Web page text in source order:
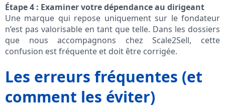
Étape 4 : Examiner votre dépendance au dirigeant
Une marque qui repose uniquement sur le fondateur
n’est pas valorisable en tant que telle. Dans les dossiers
que nous accompagnons chez Scale2Sell, cette
confusion est fréquente et doit être corrigée.
Les erreurs fréquentes (et
comment les éviter)